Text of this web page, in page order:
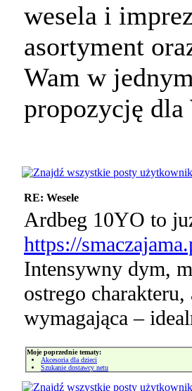
wesela i
asortyment
Wam w
propozycję dla
RE: Wesele
Ardbeg 10YO to
https://
Intensywny dym,
ostrego
wymagająca –
Moje poprzednie tematy:
Akcesoria dla dzieci
Szukanie dostawcy netu